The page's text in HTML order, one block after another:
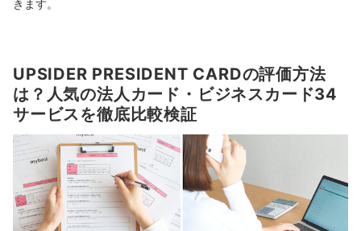
きます。
UPSIDER PRESIDENT CARDの評価方法
は？人気の法人カード・ビジネスカード34
サービスを徹底比較検証